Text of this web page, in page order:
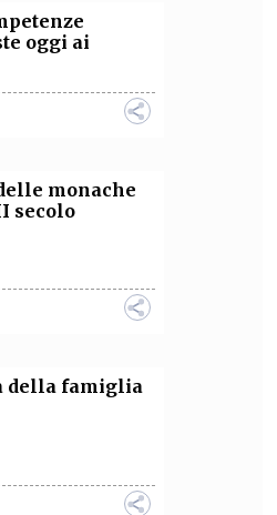
oggi ai
monache
secolo
della famiglia